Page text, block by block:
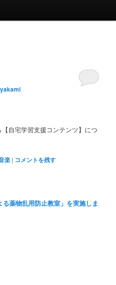
yakami
自宅学習支援コンテンツ】につ
楽 | コメントを残す
薬物乱用防止教室」を実施しま